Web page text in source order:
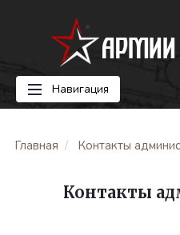
Навигация
Главная Контакты
Контакты